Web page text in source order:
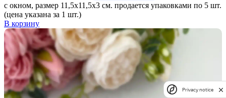
с окном, размер 11,5х11,5х3 см. продается упаковками по 5 шт.
(цена указана за 1 шт.)
В корзину
Privacy notice